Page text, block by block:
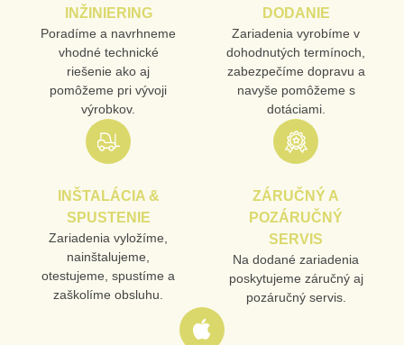
INŽINIERING
Poradíme a navrhneme
vhodné technické
riešenie ako aj
pomôžeme pri vývoji
výrobkov.
DODANIE
Zariadenia vyrobíme v
dohodnutých termínoch,
zabezpečíme dopravu a
navyše pomôžeme s
dotáciami.
INŠTALÁCIA &
SPUSTENIE
Zariadenia vyložíme,
nainštalujeme,
otestujeme, spustíme a
zaškolíme obsluhu.
ZÁRUČNÝ A
POZÁRUČNÝ
SERVIS
Na dodané zariadenia
poskytujeme záručný aj
pozáručný servis.